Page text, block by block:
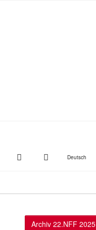
Twitter Instagram SucheDeutsch
Archiv 22.NFF 2025